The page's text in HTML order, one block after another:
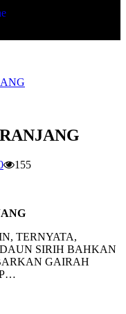
155
TERNYATA,
SIRIH BAHKAN
GAIRAH